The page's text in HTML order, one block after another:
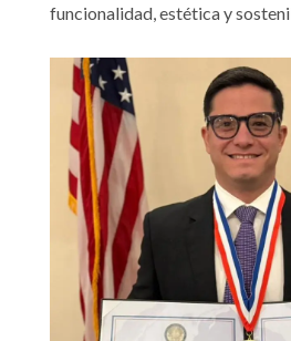
funcionalidad, estética y